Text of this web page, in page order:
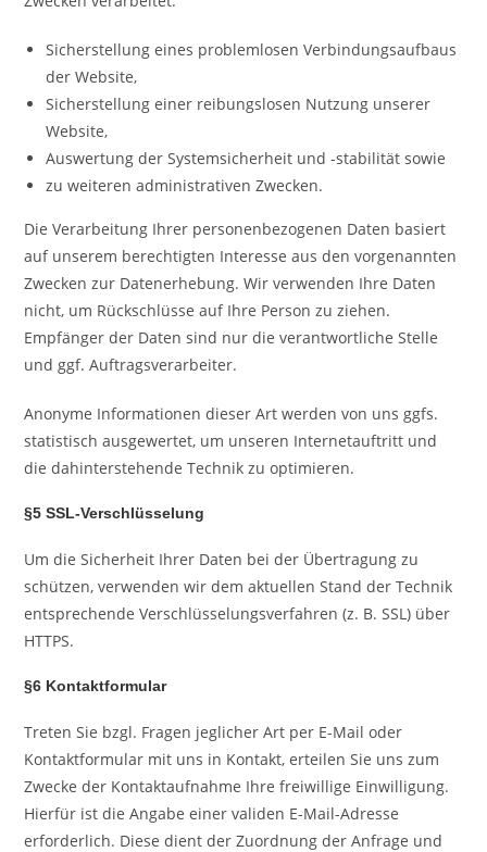
Sicherstellung eines problemlosen Verbindungsaufbaus
der Website,
Sicherstellung einer reibungslosen Nutzung unserer
Website,
Auswertung der Systemsicherheit und -stabilität sowie
zu weiteren administrativen Zwecken.
Die Verarbeitung Ihrer personenbezogenen Daten basiert
auf unserem berechtigten Interesse aus den vorgenannten
Zwecken zur Datenerhebung. Wir verwenden Ihre Daten
nicht, um Rückschlüsse auf Ihre Person zu ziehen.
Empfänger der Daten sind nur die verantwortliche Stelle
und ggf. Auftragsverarbeiter.
Anonyme Informationen dieser Art werden von uns ggfs.
statistisch ausgewertet, um unseren Internetauftritt und
die dahinterstehende Technik zu optimieren.
§5 SSL-Verschlüsselung
Um die Sicherheit Ihrer Daten bei der Übertragung zu
schützen, verwenden wir dem aktuellen Stand der Technik
entsprechende Verschlüsselungsverfahren (z. B. SSL) über
HTTPS.
§6 Kontaktformular
Treten Sie bzgl. Fragen jeglicher Art per E-Mail oder
Kontaktformular mit uns in Kontakt, erteilen Sie uns zum
Zwecke der Kontaktaufnahme Ihre freiwillige Einwilligung.
Hierfür ist die Angabe einer validen E-Mail-Adresse
erforderlich. Diese dient der Zuordnung der Anfrage und